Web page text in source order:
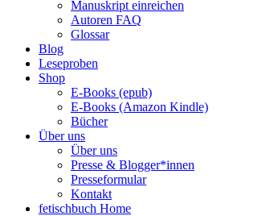
Manuskript einreichen
Autoren FAQ
Glossar
Blog
Leseproben
Shop
E-Books (epub)
E-Books (Amazon Kindle)
Bücher
Über uns
Über uns
Presse & Blogger*innen
Presseformular
Kontakt
fetischbuch Home